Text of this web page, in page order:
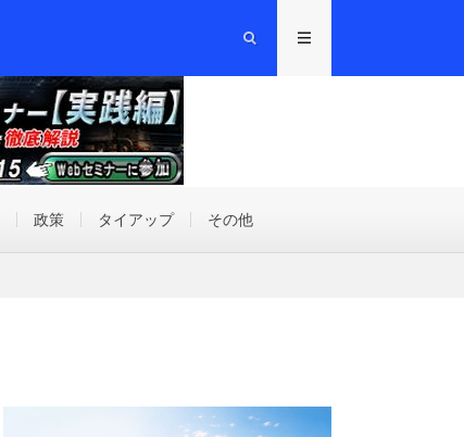
政策 タイアップ その他